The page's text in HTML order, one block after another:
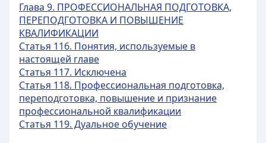
Глава 9. ПРОФЕССИОНАЛЬНАЯ ПОДГОТОВКА,
ПЕРЕПОДГОТОВКА И ПОВЫШЕНИЕ
КВАЛИФИКАЦИИ
Статья 116. Понятия, используемые в
настоящей главе
Статья 117. Исключена
Статья 118. Профессиональная подготовка,
переподготовка, повышение и признание
профессиональной квалификации
Статья 119. Дуальное обучение